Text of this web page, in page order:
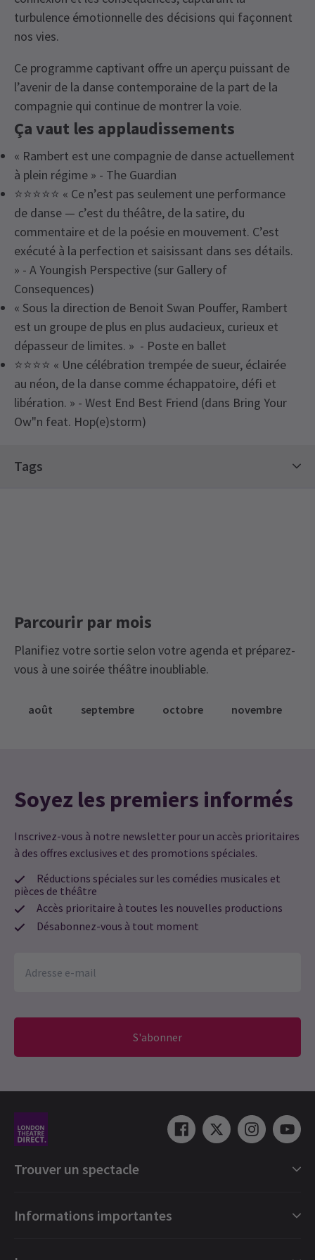
turbulence émotionnelle des décisions qui façonnent
nos vies.
Ce programme captivant offre un aperçu puissant de
l’avenir de la danse contemporaine de la part de la
compagnie qui continue de montrer la voie.
Ça vaut les applaudissements
« Rambert est une compagnie de danse actuellement
à plein régime » - The Guardian
⭐⭐⭐⭐⭐ « Ce n’est pas seulement une performance
de danse — c’est du théâtre, de la satire, du
commentaire et de la poésie en mouvement. C’est
exécuté à la perfection et saisissant dans ses détails.
» - A Youngish Perspective (sur Gallery of
Consequences)
« Sous la direction de Benoit Swan Pouffer, Rambert
est un groupe de plus en plus audacieux, curieux et
dépasseur de limites. » - Poste en ballet
⭐⭐⭐⭐ « Une célébration trempée de sueur, éclairée
au néon, de la danse comme échappatoire, défi et
libération. » - West End Best Friend (dans Bring Your
Ow"n feat. Hop(e)storm)
Tags
Parcourir par mois
Planifiez votre sortie selon votre agenda et préparez-
vous à une soirée théâtre inoubliable.
août septembre octobre novembre
Soyez les premiers informés
Inscrivez-vous à notre newsletter pour un accès prioritaires
à des offres exclusives et des promotions spéciales.
Réductions spéciales sur les comédies musicales et
pièces de théâtre
Accès prioritaire à toutes les nouvelles productions
Désabonnez-vous à tout moment
S'abonner
Trouver un spectacle
Londres Comédies musicales
Informations importantes